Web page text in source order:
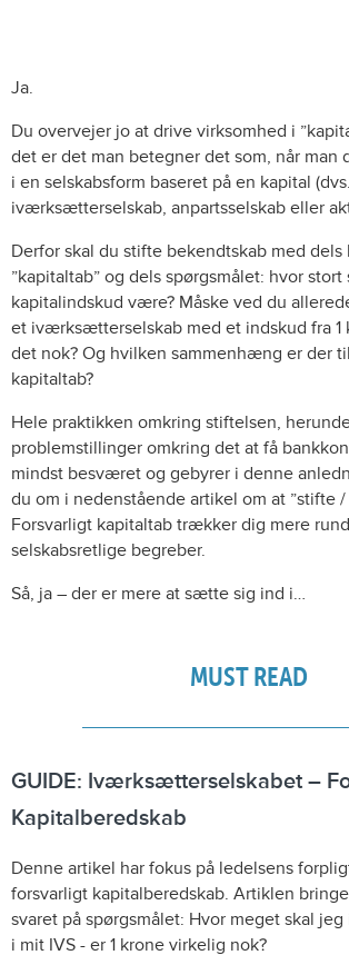
Ja.
Du overvejer jo at drive virksomhed i
det er det man betegner det som, når man
i en selskabsform baseret på en kapital (dvs.
iværksætterselskab, anpartsselskab eller
Derfor skal du stifte bekendtskab med dels
”kapitaltab” og dels spørgsmålet: hvor stort
kapitalindskud være? Måske ved du
et iværksætterselskab med et indskud fra 1
det nok? Og hvilken sammenhæng er der
kapitaltab?
Hele praktikken omkring stiftelsen,
problemstillinger omkring det at få
mindst besværet og gebyrer i denne
du om i nedenstående artikel om at ”stifte /
Forsvarligt kapitaltab trækker dig mere
selskabsretlige begreber.
Så, ja – der er mere at sætte sig ind i…
MUST READ
GUIDE: Iværksætterselskabet –
Kapitalberedskab
Denne artikel har fokus på ledelsens
forsvarligt kapitalberedskab. Artiklen
svaret på spørgsmålet: Hvor meget skal
i mit IVS - er 1 krone virkelig nok?